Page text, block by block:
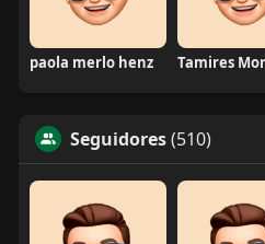
paola merlo henz Tamires
Seguidores(510)